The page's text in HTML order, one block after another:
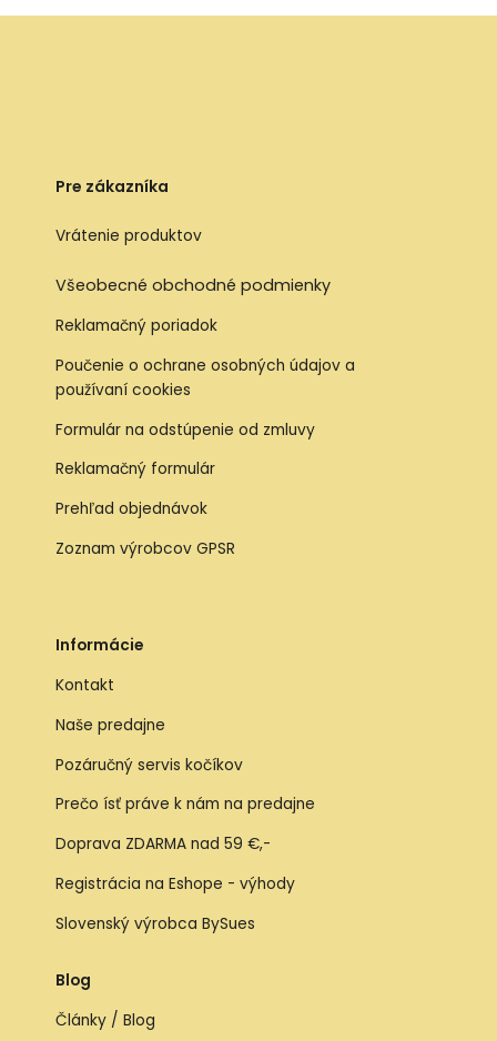
Pre zákazníka
Vrátenie produktov
Všeobecné obchodné podmienky
Reklamačný poriadok
Poučenie o ochrane osobných údajov a
používaní cookies
Formulár na odstúpenie od zmluvy
Reklamačný formulár
Prehľad objednávok
Zoznam výrobcov GPSR
Informácie
Kontakt
Naše predajne
Pozáručný servis kočíkov
Prečo ísť práve k nám na predajne
Doprava ZDARMA nad 59 €,-
Registrácia na Eshope - výhody
Slovenský výrobca BySues
Blog
Články / Blog